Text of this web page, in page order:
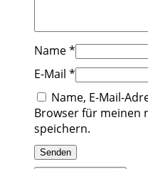
Name*
E-Mail *
Name, E-Mail-
Browser für meinen
speichern.